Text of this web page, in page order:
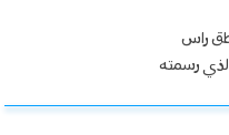
راس
رسمته